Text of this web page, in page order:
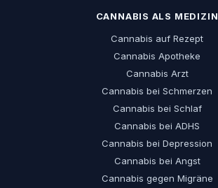
CANNABIS ALS MEDIZIN
Cannabis auf Rezept
Cannabis Apotheke
Cannabis Arzt
Cannabis bei Schmerzen
Cannabis bei Schlaf
Cannabis bei ADHS
Cannabis bei Depression
Cannabis bei Angst
Cannabis gegen Migräne